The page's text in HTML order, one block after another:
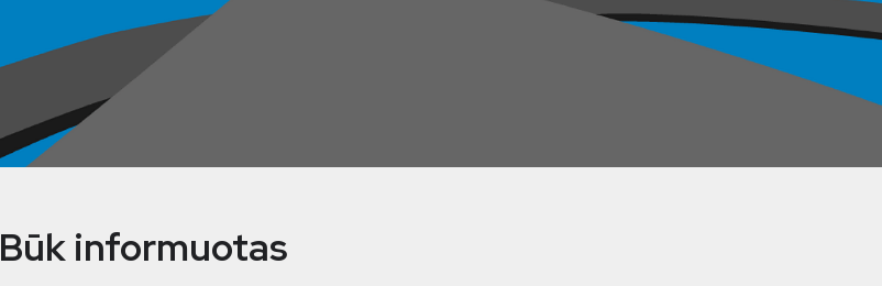
Būk informuotas